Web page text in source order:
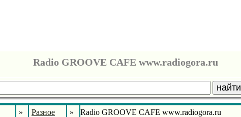
Radio GROOVE CAFE www.radiogora.ru
найти
» Разное » Radio GROOVE CAFE www.radiogora.ru